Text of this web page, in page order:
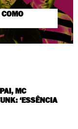
MC
‘ESSÊNCIA